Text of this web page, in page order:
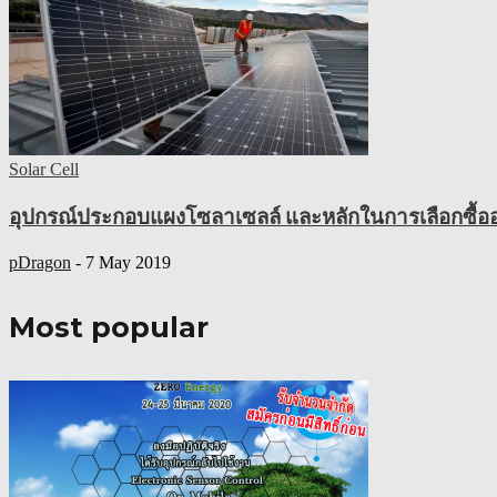
Solar Cell
อุปกรณ์ประกอบแผงโซลาเซลล์ และหลักในการเลือกซื้อ
pDragon - 7 May 2019
Most popular